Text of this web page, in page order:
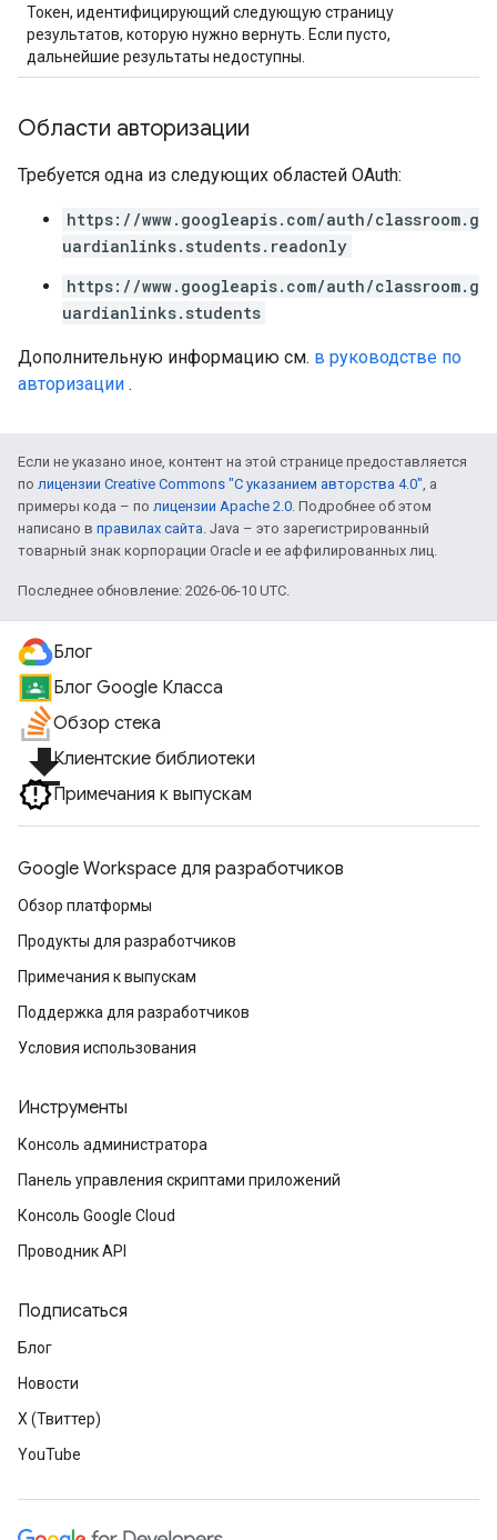
Токен, идентифицирующий следующую страницу
результатов, которую нужно вернуть. Если пусто,
дальнейшие результаты недоступны.
Области авторизации
Требуется одна из следующих областей OAuth:
https://www.googleapis.com/auth/classroom.g
uardianlinks.students.readonly
https://www.googleapis.com/auth/classroom.g
uardianlinks.students
Дополнительную информацию см. в руководстве по
авторизации .
Если не указано иное, контент на этой странице предоставляется
по лицензии Creative Commons "С указанием авторства 4.0", а
примеры кода – по лицензии Apache 2.0. Подробнее об этом
написано в правилах сайта. Java – это зарегистрированный
товарный знак корпорации Oracle и ее аффилированных лиц.
Последнее обновление: 2026-06-10 UTC.
Блог
Блог Google Класса
Обзор стека
file_downloadКлиентские библиотеки
Примечания к выпускам
Google Workspace для разработчиков
Обзор платформы
Продукты для разработчиков
Примечания к выпускам
Поддержка для разработчиков
Условия использования
Инструменты
Консоль администратора
Панель управления скриптами приложений
Консоль Google Cloud
Проводник API
Подписаться
Блог
Новости
X (Твиттер)
YouTube